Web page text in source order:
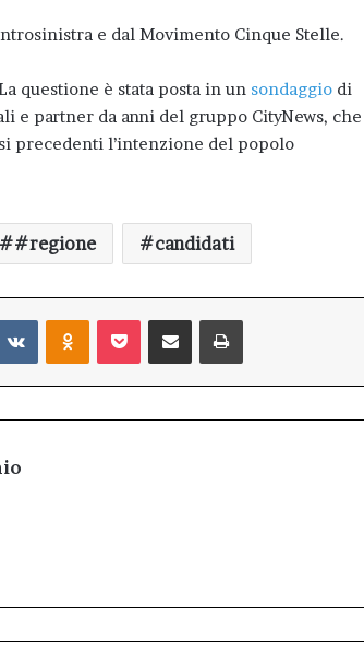
e dal Movimento Cinque Stelle.
questione è stata posta in un sondaggio di
e partner da anni del gruppo CityNews, che
precedenti l’intenzione del popolo
#regione candidati
VKontakteOdnoklassniki
Pocket Condividi via mail Stampa